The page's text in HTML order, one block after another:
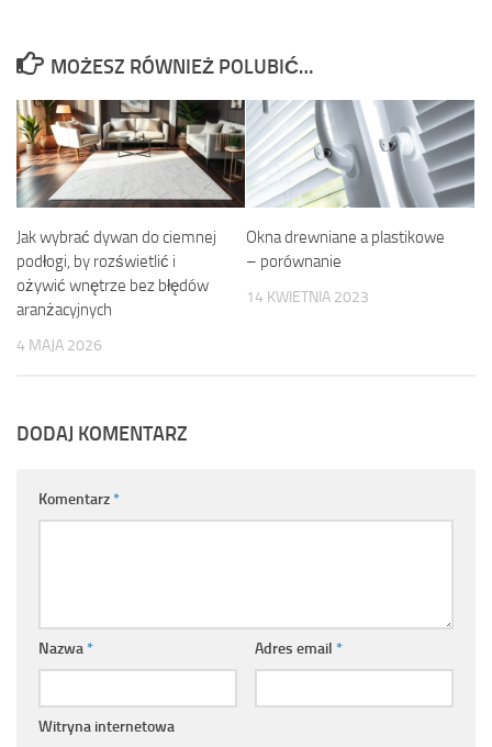
MOŻESZ RÓWNIEŻ POLUBIĆ…
Jak wybrać dywan do ciemnej
podłogi, by rozświetlić i
ożywić wnętrze bez błędów
aranżacyjnych
4 MAJA 2026
Okna drewniane a plastikowe
– porównanie
14 KWIETNIA 2023
DODAJ KOMENTARZ
Komentarz*
Nazwa* Adres email *
Witryna internetowa